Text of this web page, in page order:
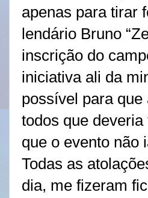
apenas para tirar
lendário Bruno
inscrição do
iniciativa ali da
possível para
todos que
que o evento não
Todas as
dia, me fizeram